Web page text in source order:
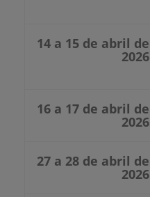
14 a 15 de abril de
2026
16 a 17 de abril de
2026
27 a 28 de abril de
2026